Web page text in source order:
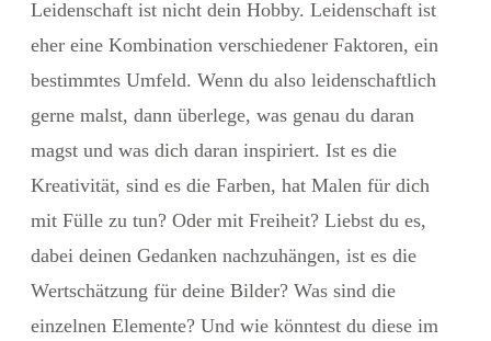
Leidenschaft ist nicht dein Hobby. Leidenschaft ist
eher eine Kombination verschiedener Faktoren, ein
bestimmtes Umfeld. Wenn du also leidenschaftlich
gerne malst, dann überlege, was genau du daran
magst und was dich daran inspiriert. Ist es die
Kreativität, sind es die Farben, hat Malen für dich
mit Fülle zu tun? Oder mit Freiheit? Liebst du es,
dabei deinen Gedanken nachzuhängen, ist es die
Wertschätzung für deine Bilder? Was sind die
einzelnen Elemente? Und wie könntest du diese im